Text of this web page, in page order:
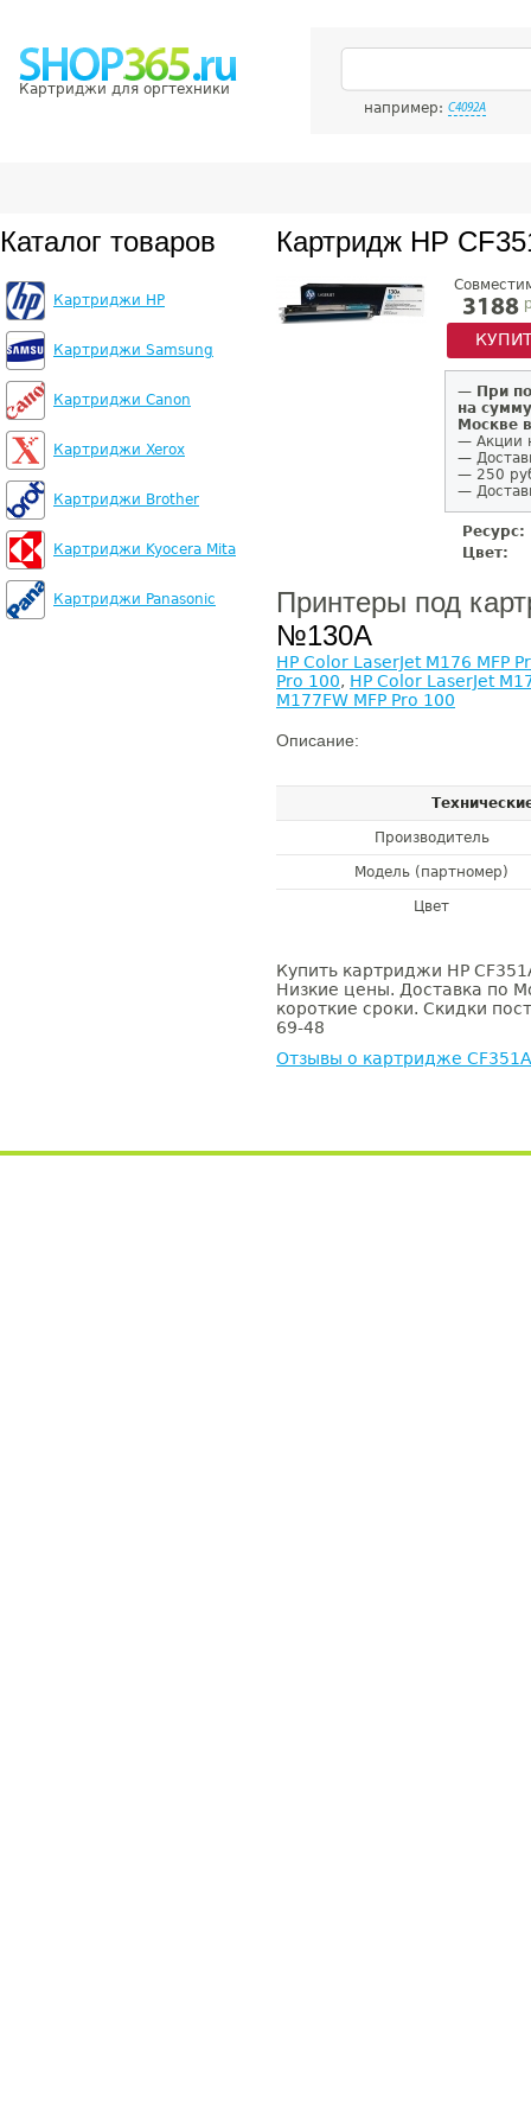
Картриджи для оргтехники
например: C4092A
Каталог товаров
Картриджи HP
Картриджи Samsung
Картриджи Canon
Картриджи Xerox
Картриджи Brother
Картриджи Kyocera Mita
Картриджи Panasonic
Картридж HP
3188
— При
на
Москве
— Акции
—
— 250
—
Ресурс:
Цвет:
Принтеры под
№130A
HP Color LaserJet M176 MFP
Pro 100, HP Color LaserJet
M177FW MFP Pro 100
Описание:
Производитель
Модель (партномер)
Цвет
Купить картриджи HP
Низкие цены. Доставка по
короткие сроки. Скидки
69-48
Отзывы о картридже